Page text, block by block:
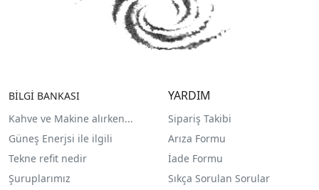
BİLGİ BANKASI
Kahve ve Makine alırken...
Güneş Enerjsi ile ilgili
Tekne refit nedir
Şuruplarımız
YARDIM
Sipariş Takibi
Arıza Formu
İade Formu
Sıkça Sorulan Sorular